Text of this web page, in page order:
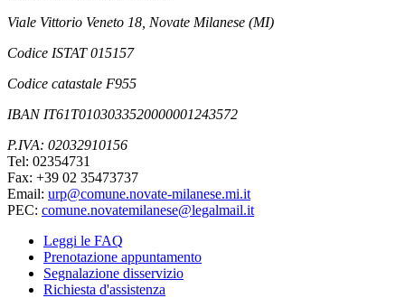
Viale Vittorio Veneto 18, Novate Milanese (MI)
Codice ISTAT 015157
Codice catastale F955
IBAN IT61T0103033520000001243572
P.IVA: 02032910156
Tel: 02354731
Fax: +39 02 35473737
Email: urp@comune.novate-milanese.mi.it
PEC: comune.novatemilanese@legalmail.it
Leggi le FAQ
Prenotazione appuntamento
Segnalazione disservizio
Richiesta d'assistenza